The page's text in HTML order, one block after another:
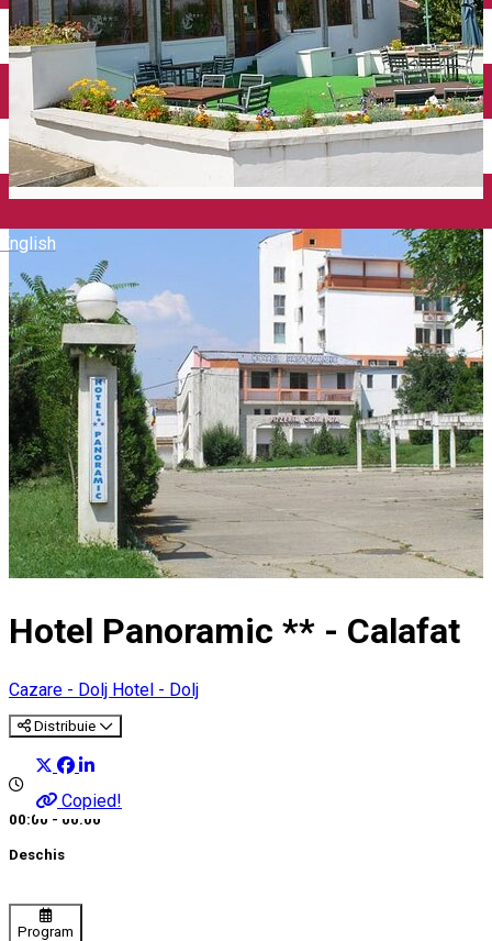
English
Închirieri auto
Închirieri biciclete
Taxi
Încărcare vehicule electrice
Hotel Panoramic ** - Calafat
Cazare - Dolj Hotel - Dolj
Distribuie
Copied!
00:00 - 00:00
Deschis
Program